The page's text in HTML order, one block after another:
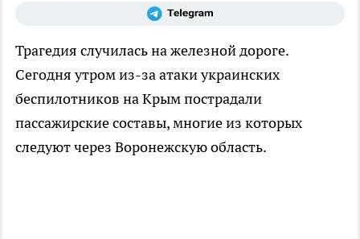
Трагедия случилась на железной дороге.
Сегодня утром из-за атаки украинских
беспилотников на Крым пострадали
пассажирские составы, многие из которых
следуют через Воронежскую область.